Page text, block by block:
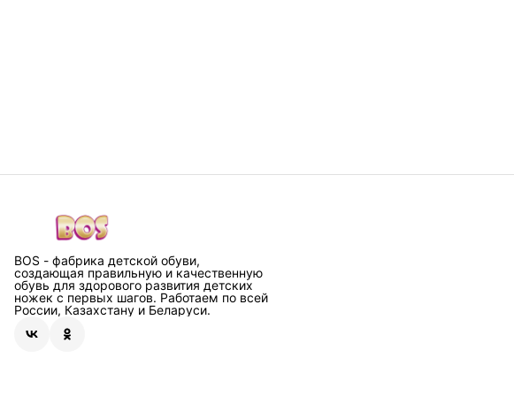
BOS - фабрика детской обуви,
создающая правильную и качественную
обувь для здорового развития детских
ножек с первых шагов. Работаем по всей
России, Казахстану и Беларуси.